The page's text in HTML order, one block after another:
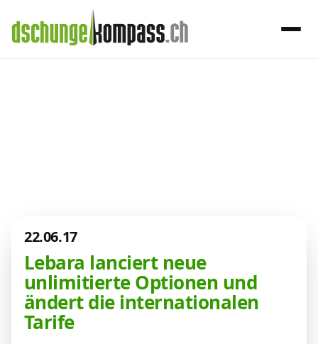
Kombi-Angebote
Aktionen
22.06.17
Lebara lanciert neue
unlimitierte Optionen und
ändert die internationalen
Tarife